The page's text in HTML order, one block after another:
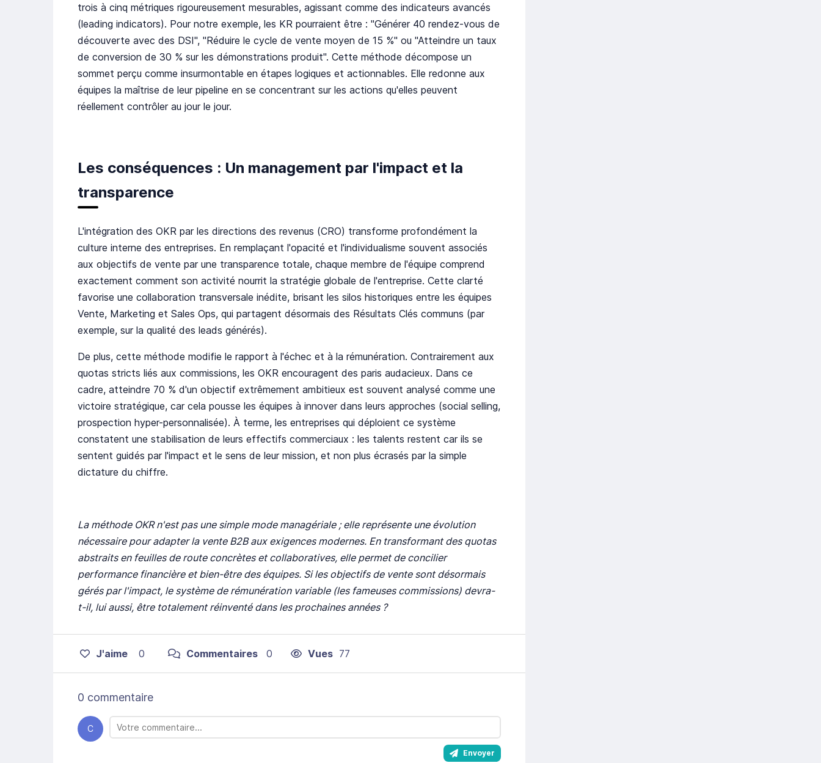
trois à cinq métriques rigoureusement mesurables, agissant comme des indicateurs avancés
(leading indicators). Pour notre exemple, les KR pourraient être : "Générer 40 rendez-vous de
découverte avec des DSI", "Réduire le cycle de vente moyen de 15 %" ou "Atteindre un taux
de conversion de 30 % sur les démonstrations produit". Cette méthode décompose un
sommet perçu comme insurmontable en étapes logiques et actionnables. Elle redonne aux
équipes la maîtrise de leur pipeline en se concentrant sur les actions qu'elles peuvent
réellement contrôler au jour le jour.
Les conséquences : Un management par l'impact et la
transparence
L'intégration des OKR par les directions des revenus (CRO) transforme profondément la
culture interne des entreprises. En remplaçant l'opacité et l'individualisme souvent associés
aux objectifs de vente par une transparence totale, chaque membre de l'équipe comprend
exactement comment son activité nourrit la stratégie globale de l'entreprise. Cette clarté
favorise une collaboration transversale inédite, brisant les silos historiques entre les équipes
Vente, Marketing et Sales Ops, qui partagent désormais des Résultats Clés communs (par
exemple, sur la qualité des leads générés).
De plus, cette méthode modifie le rapport à l'échec et à la rémunération. Contrairement aux
quotas stricts liés aux commissions, les OKR encouragent des paris audacieux. Dans ce
cadre, atteindre 70 % d'un objectif extrêmement ambitieux est souvent analysé comme une
victoire stratégique, car cela pousse les équipes à innover dans leurs approches (social selling,
prospection hyper-personnalisée). À terme, les entreprises qui déploient ce système
constatent une stabilisation de leurs effectifs commerciaux : les talents restent car ils se
sentent guidés par l'impact et le sens de leur mission, et non plus écrasés par la simple
dictature du chiffre.
La méthode OKR n'est pas une simple mode managériale ; elle représente une évolution
nécessaire pour adapter la vente B2B aux exigences modernes. En transformant des quotas
abstraits en feuilles de route concrètes et collaboratives, elle permet de concilier
performance financière et bien-être des équipes. Si les objectifs de vente sont désormais
gérés par l'impact, le système de rémunération variable (les fameuses commissions) devra-
t-il, lui aussi, être totalement réinventé dans les prochaines années ?
J'aime 0 Commentaires 0 Vues 77
0 commentaire
C
Envoyer